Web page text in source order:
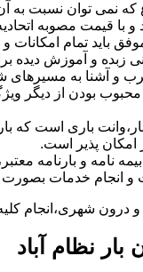
که نمی توان نسبت به
و با قیمت مصوبه
باید تمام امکانات
زبده و آموزش دیده
و آشنا به
بودن از دیگر
باری است که
امکان پذیر است.
نامه و بارنامه
خدمات بصورت 24 ساعته حتی در ایام تعطیل
شهری،انجام کلیه
نظام آباد